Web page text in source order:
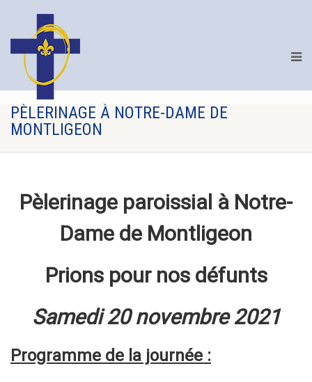
PÈLERINAGE À NOTRE-DAME DE
MONTLIGEON
Pèlerinage paroissial à Notre-
Dame de Montligeon
Prions pour nos défunts
Samedi 20 novembre 2021
Programme de la journée :